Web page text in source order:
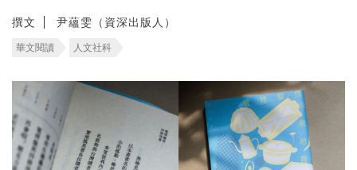
撰文 尹蘊雯（資深出版人）
華文閱讀 人文社科